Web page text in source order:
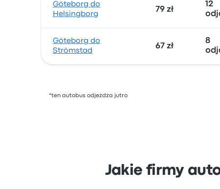
Göteborg do
Helsingborg
79 zł
12
Göteborg do
Strömstad
67 zł
8
*ten autobus odjeżdża jutro
Jakie firmy